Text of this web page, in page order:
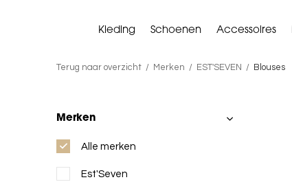
Kleding Schoenen Accessoires
Terug naar overzicht Merken EST'SEVEN Blouses
Merken
Alle merken
Est'Seven